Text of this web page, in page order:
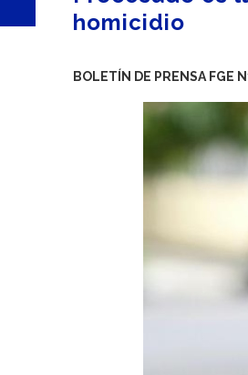
homicidio
BOLETÍN DE PRENSA FGE